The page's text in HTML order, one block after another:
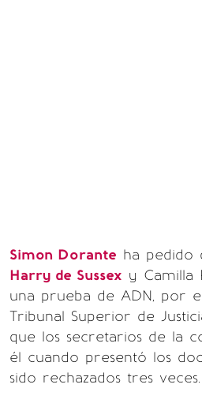
Simon Dorante ha pedido
Harry de Sussex y Camilla
una prueba de ADN, por
Tribunal Superior de
que los secretarios de la
él cuando presentó los
sido rechazados tres veces.